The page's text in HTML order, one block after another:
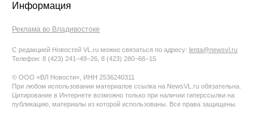
Информация
Реклама во Владивостоке
С редакцией Новостей VL.ru можно связаться по адресу: lenta@newsvl.ru
Телефон: 8 (423) 241−49−26, 8 (423) 280−66−15
© ООО «ВЛ Новости», ИНН 2536240311
При любом использовании материалов ссылка на NewsVL.ru обязательна.
Цитирование в Интернете возможно только при наличии гиперссылки на
публикацию, материалы из которой использованы. Все права защищены.